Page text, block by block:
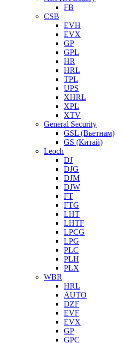
FB
CSB
EVH
EVX
GP
GPL
HR
HRL
TPL
UPS
XHRL
XPL
XTV
General Security
GSL (Вьетнам)
GS (Китай)
Leoch
DJ
DJG
DJM
DJW
FT
FTG
LHT
LHTF
LPCG
LPG
PLC
PLH
PLX
WBR
HRL
AUTO
DZF
EVF
EVX
GP
GPC